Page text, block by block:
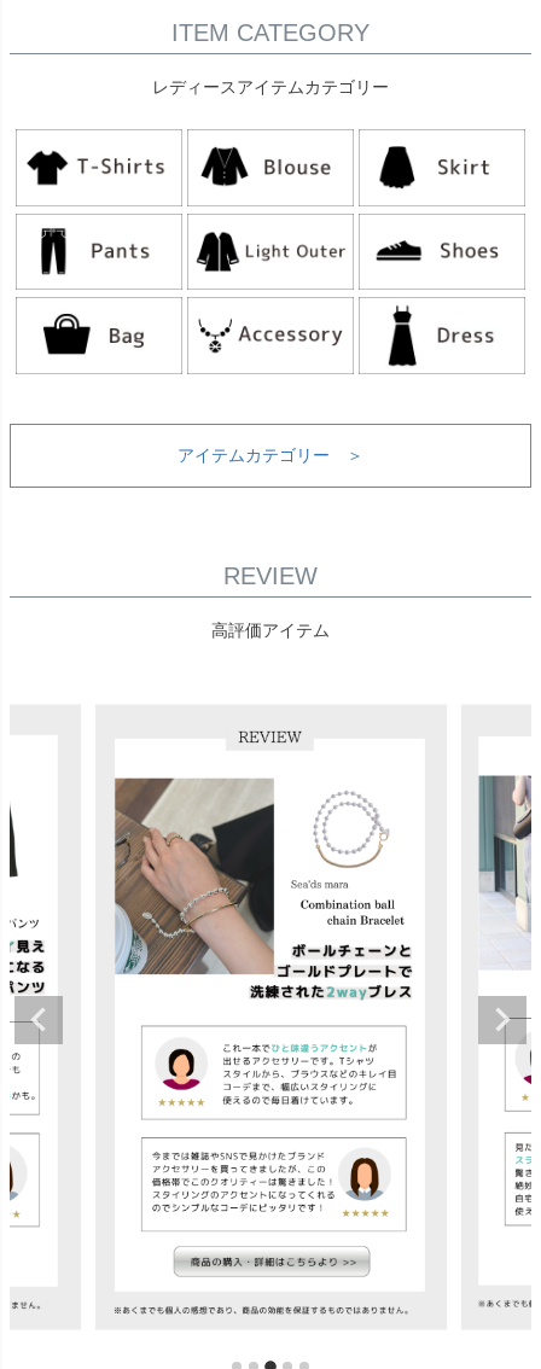
ITEM CATEGORY
レディースアイテムカテゴリー
アイテムカテゴリー ＞
REVIEW
高評価アイテム